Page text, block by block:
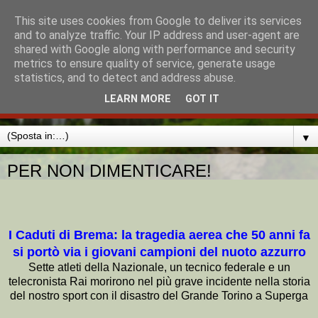
MISSIONE CATTOLICA
ITALIANA AMBURGO
MADONNA DI LORETO
▼
PER NON DIMENTICARE!
I Caduti di Brema: la tragedia aerea che 50 anni fa
si portò via i giovani campioni del nuoto azzurro
Sette atleti della Nazionale, un tecnico federale e un
telecronista Rai morirono nel più grave incidente nella storia
del nostro sport con il disastro del Grande Torino a Superga
This site uses cookies from Google to deliver its services
and to analyze traffic. Your IP address and user-agent are
shared with Google along with performance and security
metrics to ensure quality of service, generate usage
statistics, and to detect and address abuse.
LEARN MORE GOT IT